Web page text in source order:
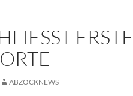
ERSTE S
ABZOCKNEWS